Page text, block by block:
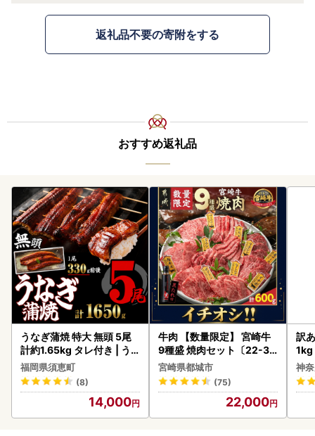
返礼品不要の寄附をする
おすすめ返礼品
うなぎ蒲焼 特大 無頭 5尾
計約1.65kg タレ付き | う
なぎ蒲焼
福岡県須恵町
(8)
14,000
牛肉 【数量限定】 宮崎牛
9種盛 焼肉セット〔22-31
-006-600g〕都城 イチオ
シ!! 牛肉
宮崎県都城市
(75)
22,000
訳
1kg
神